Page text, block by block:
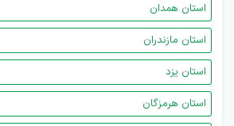
استان همدان
استان مازندران
استان یزد
استان هرمزگان